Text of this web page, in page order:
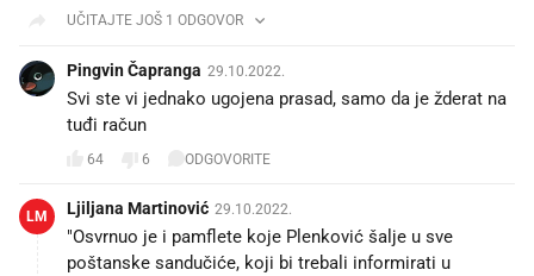
UČITAJTE JOŠ 1 ODGOVOR
Pingvin Čapranga 29.10.2022.
Svi ste vi jednako ugojena prasad, samo da je žderat na
tuđi račun
64 6 ODGOVORITE
LM Ljiljana Martinović 29.10.2022.
"Osvrnuo je i pamflete koje Plenković šalje u sve
poštanske sandučiće, koji bi trebali informirati u